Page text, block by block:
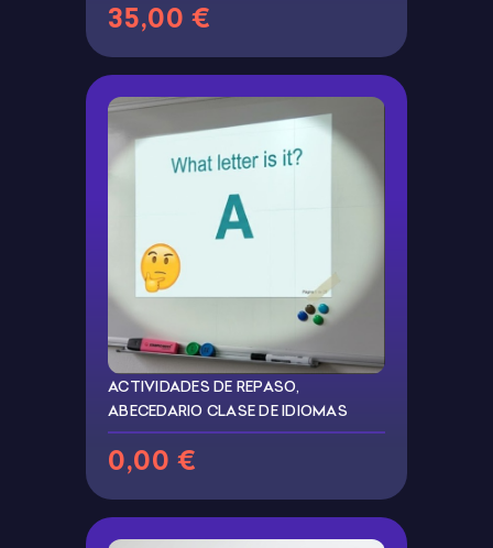
35,00 €
ACTIVIDADES DE REPASO,
ABECEDARIO CLASE DE IDIOMAS
0,00 €